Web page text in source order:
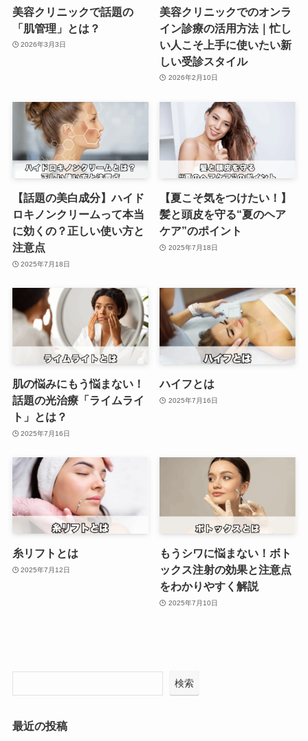
美容クリニックで話題の
「肌管理」とは？
2026年3月3日
美容クリニックでのオンラ
イン診療の活用方法｜忙し
い人こそ上手に使いたい新
しい受診スタイル
2026年2月10日
【話題の美白成分】ハイド
ロキノンクリームって本当
に効くの？正しい使い方と
注意点
2025年7月18日
【夏こそ気をつけたい！】
髪と頭皮を守る“夏のヘア
ケア”のポイント
2025年7月18日
肌の悩みにもう悩まない！
話題の光治療「ライムライ
ト」とは？
2025年7月16日
ハイフとは
2025年7月16日
糸リフトとは
2025年7月12日
もうシワに悩まない！ボト
ックス注射の効果と注意点
をわかりやすく解説
2025年7月10日
検索
最近の投稿